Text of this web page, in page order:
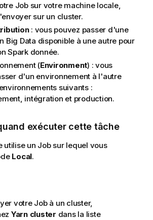
Job sur votre machine locale,
sur un cluster.
: vous pouvez passer d'une
Big Data disponible à une autre pour
Spark donnée.
(Environment) : vous
d'un environnement à l'autre
suivants :
intégration et production.
exécuter cette tâche
utilise un Job sur lequel vous
Local.
votre Job à un cluster,
Yarn cluster dans la liste